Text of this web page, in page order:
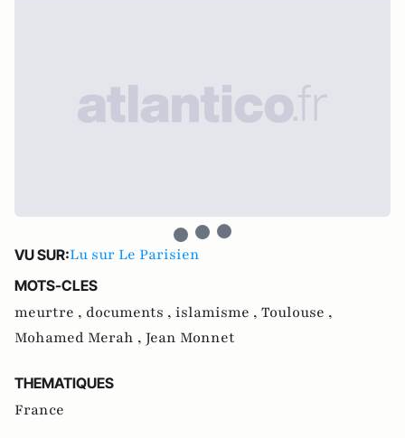
VU SUR:Lu sur Le Parisien
MOTS-CLES
meurtre , documents , islamisme , Toulouse ,
Mohamed Merah , Jean Monnet
THEMATIQUES
France